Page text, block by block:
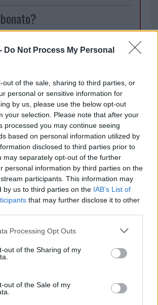
Do Not Process My Personal
out of the sale, sharing to third parties, or
personal or sensitive information for
by us, please use the below opt-out
your selection. Please note that after your
processed you may continue seeing
based on personal information utilized by
disclosed to third parties prior to
may separately opt-out of the further
personal information by third parties on the
participants. This information may
by us to third parties on the IAB’s List of
that may further disclose it to other
website/app uses one or more Google
visit or usage behaviour. You may click to
to Google and its third-party tags to
below specified purposes in below Google
Processing Opt Outs
out of the Sharing of my
out of the Sale of my
dal menù del sito o
Costiera La Maddalena
Inviaci le tue segnalazioni,
i tuoi video e le tue foto
Su WhatsApp al numero +39
345 356 7512
Notizie in tempo reale?
Entra nel canale telegram di
GalluraOggi.it